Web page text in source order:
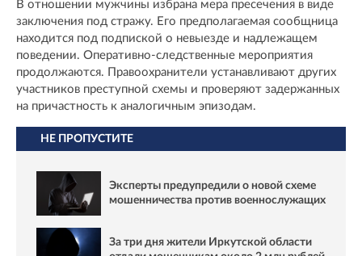
В отношении мужчины избрана мера пресечения в виде
заключения под стражу. Его предполагаемая сообщница
находится под подпиской о невыезде и надлежащем
поведении. Оперативно-следственные мероприятия
продолжаются. Правоохранители устанавливают других
участников преступной схемы и проверяют задержанных
на причастность к аналогичным эпизодам.
НЕ ПРОПУСТИТЕ
Эксперты предупредили о новой схеме
мошенничества против военнослужащих
За три дня жители Иркутской области